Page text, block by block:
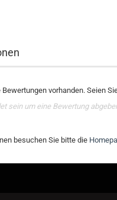
vorhanden. Seien
sein um eine Bewertung
besuchen Sie bitte die